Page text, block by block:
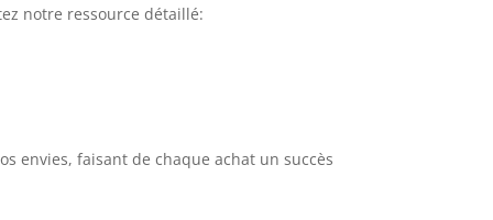
notre ressource détaillé:
envies, faisant de chaque achat un succès